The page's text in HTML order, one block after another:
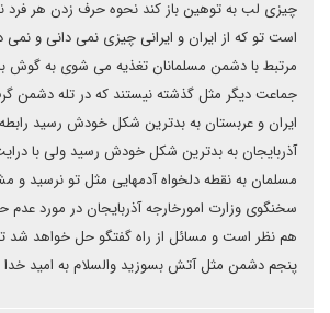
چیزی لب به توهین باز کند نحوه حرف زدن هر فرد
است تو که از ایران و ایرانی چیزی نمی دانی و نمی
مرتبط با دشمن مسلمانان تغذیه می شوی به گوش
جماعت دیگر مثل گذشته نیستند که در تله دشمن
ایران و عربستان به بدترین شکل خودش رسید
آذربایجان به بدترین شکل خودش رسید ولی با
مسلمان به نقطه دلخواه آدمهایی مثل تو نرسید
سخنگوی وزارت امورخارجه آذربایجان در مورد عدم
هم نظر است و مسائل از راه گفتگو حل خواهد شد
پنجم دشمن مثل آتش بسوزید والسلام به امید خدا